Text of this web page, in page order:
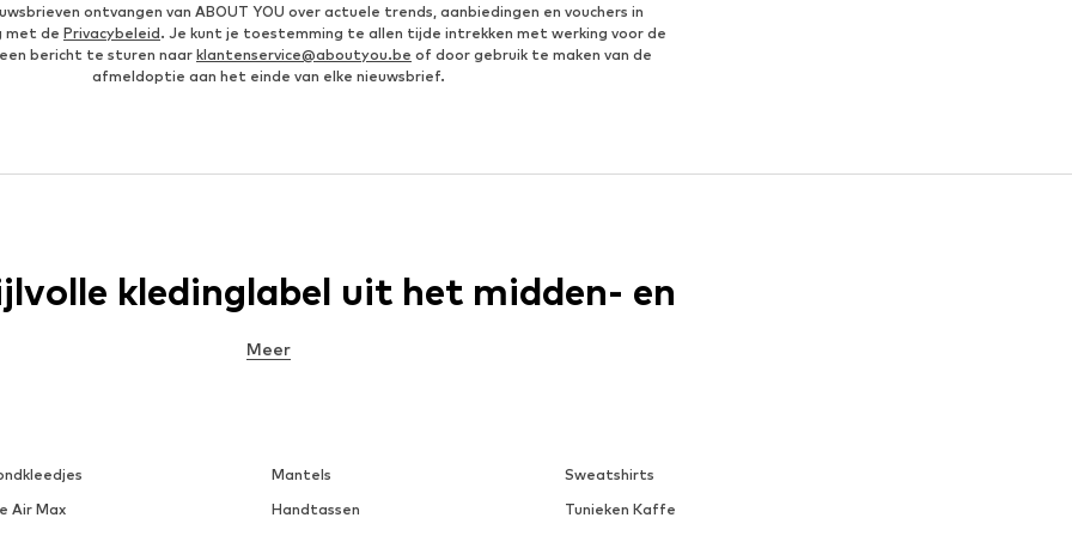
ontvangen van ABOUT YOU over actuele trends, aanbiedingen en vouchers in
met de Privacybeleid. Je kunt je toestemming te allen tijde intrekken met werking voor de
bericht te sturen naar klantenservice@aboutyou.be of door gebruik te maken van de
afmeldoptie aan het einde van elke nieuwsbrief.
Mantels
Sweatshirts
Air Max Handtassen
Tunieken Kaffe
kledinglabel uit het midden- en
DENHAM op, een denim-jeansmerk dat zich richt op het midden- en hoogsegment. Het bleek een
iedere outfit
Meer